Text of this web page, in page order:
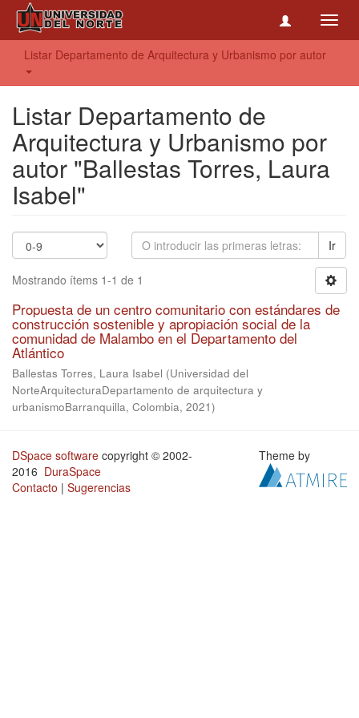
Listar Departamento de Arquitectura y Urbanismo por autor
Listar Departamento de
Arquitectura y Urbanismo por
autor "Ballestas Torres, Laura
Isabel"
Ir
Mostrando ítems 1-1 de 1
Propuesta de un centro comunitario con estándares de
construcción sostenible y apropiación social de la
comunidad de Malambo en el Departamento del
Atlántico
Ballestas Torres, Laura Isabel (Universidad del
NorteArquitecturaDepartamento de arquitectura y
urbanismoBarranquilla, Colombia, 2021)
DSpace software copyright © 2002-
2016 DuraSpace
Contacto | Sugerencias
Theme by